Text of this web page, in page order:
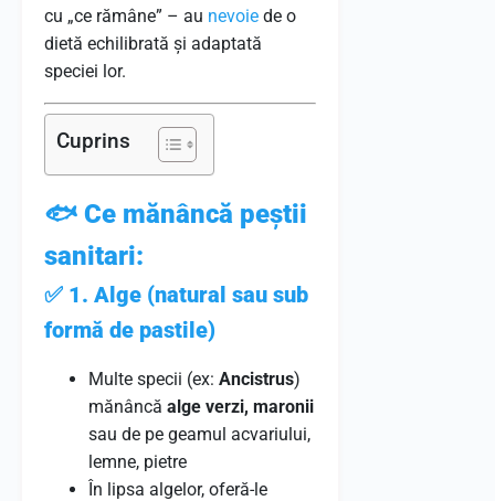
cu „ce rămâne” – au nevoie de o
dietă echilibrată și adaptată
speciei lor.
Cuprins
🐟 Ce mănâncă peștii
sanitari:
✅ 1. Alge (natural sau sub
formă de pastile)
Multe specii (ex: Ancistrus)
mănâncă alge verzi, maronii
sau de pe geamul acvariului,
lemne, pietre
În lipsa algelor, oferă-le